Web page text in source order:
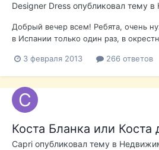
Designer Dress опубликовал тему в
Добрый вечер всем! Ребята, очень
в Испании только один раз, в
покажутся глупыми, но все же
Испанию для покупки недвижимост...
3 февраля 2013 266 ответов
Коста Бланка или Коста
Capri опубликовал тему в